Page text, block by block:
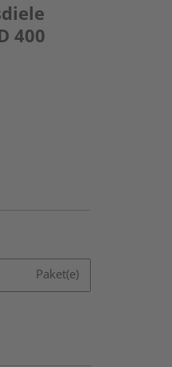
400
Paket(e)